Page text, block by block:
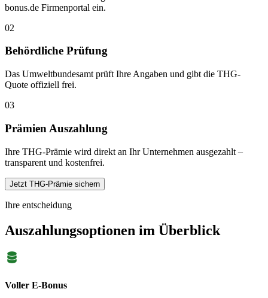
bonus.de Firmenportal ein.
02
Behördliche Prüfung
Das Umweltbundesamt prüft Ihre Angaben und gibt die THG-
Quote offiziell frei.
03
Prämien Auszahlung
Ihre THG-Prämie wird direkt an Ihr Unternehmen ausgezahlt –
transparent und kostenfrei.
Jetzt THG-Prämie sichern
Ihre entscheidung
Auszahlungsoptionen im Überblick
Voller E-Bonus